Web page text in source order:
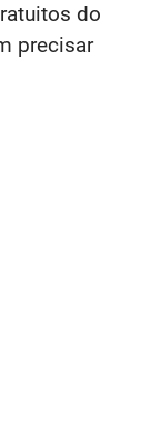
do
precisar